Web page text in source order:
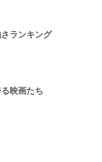
ランキング
映画たち